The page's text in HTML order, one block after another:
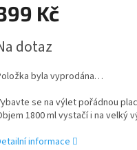
Kč
dotaz
byla vyprodána…
se na výlet pořádnou
1800 ml vystačí i na velký
informace